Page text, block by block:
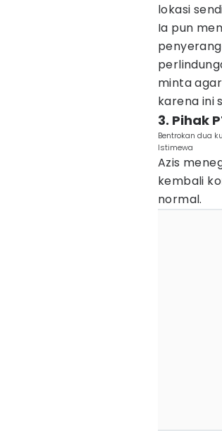
lokasi
Ia pun
minta
karena ini
3. Pihak
Bentrokan dua
Istimewa
Azis
kembali
normal.